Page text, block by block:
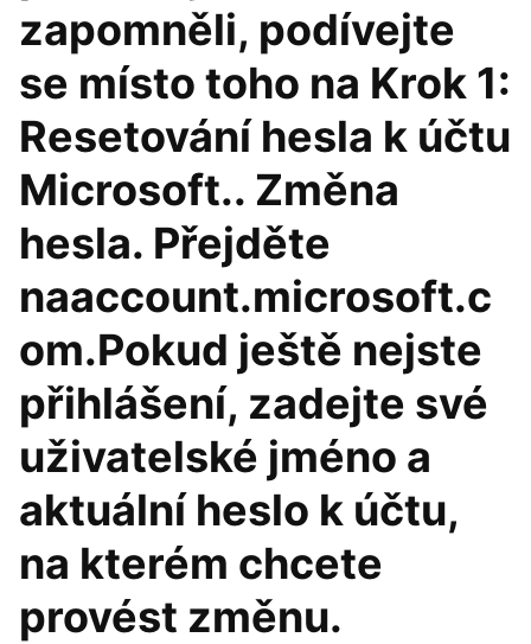
zapomněli, podívejte
se místo toho na Krok 1:
Resetování hesla k účtu
Microsoft.. Změna
hesla. Přejděte
naaccount.microsoft.c
om.Pokud ještě nejste
přihlášení, zadejte své
uživatelské jméno a
aktuální heslo k účtu,
na kterém chcete
provést změnu.